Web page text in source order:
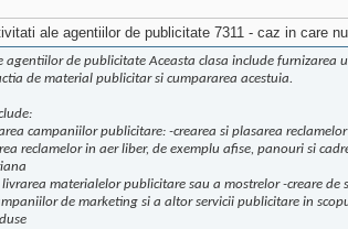
ale agentiilor de publicitate 7311 - caz in care
de publicitate Aceasta clasa include furnizarea
de material publicitar si cumpararea acestuia.
campaniilor publicitare: -crearea si plasarea
reclamelor in aer liber, de exemplu afise, panouri si
materialelor publicitare sau a mostrelor -creare de
de marketing si a altor servicii publicitare in